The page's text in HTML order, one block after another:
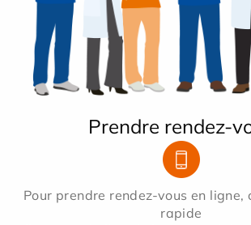
Prendre rendez-
Pour prendre rendez-vous en ligne,
rapide